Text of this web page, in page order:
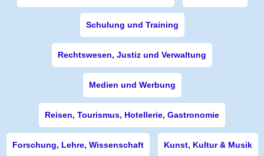
Schulung und Training
Rechtswesen, Justiz und Verwaltung
Medien und Werbung
Reisen, Tourismus, Hotellerie, Gastronomie
Forschung, Lehre, Wissenschaft Kunst, Kultur & Musik